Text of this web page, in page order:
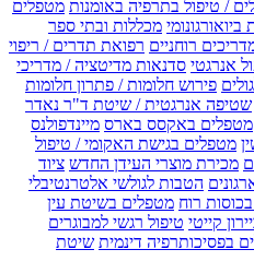
/ טיפול בתרפיה באומנות מטפלים
מכללות ובתי ספר
רוחניים רפואת תדרים / ריפוי
אנרגטי סדנאות מדיטציה / מדריכי
פירוש חלומות / פתרון חלומות
שטיפה אנרגטית / שיטת ד"ר נאדר
מטפלים באקסס בארס מיינדפולנס
מטפלים בגישת האקומי / טיפול
מכירת מוצרי העידן החדש ציוד
הטבות לגולשי אלטרנטיבלי
רוח מטפלים בשיטת עין
קייטי טיפול רגשי למבוגרים
בפסיכותרפיה דינמית שיטת